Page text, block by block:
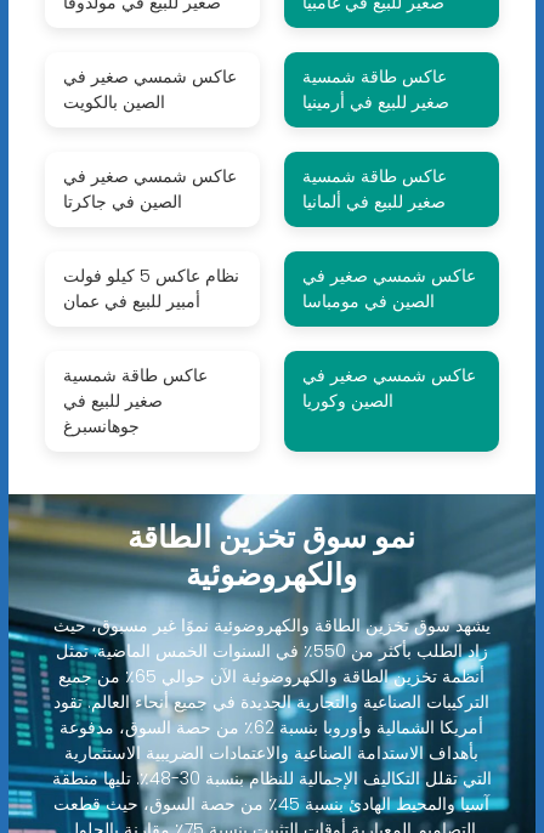
عاكس شمسي صغير في
الصين بالكويت
عاكس طاقة شمسية
صغير للبيع في أرمينيا
عاكس شمسي صغير في
الصين في جاكرتا
عاكس طاقة شمسية
صغير للبيع في ألمانيا
نظام عاكس 5 كيلو فولت
أمبير للبيع في عمان
عاكس شمسي صغير في
الصين في مومباسا
عاكس طاقة شمسية
صغير للبيع في
جوهانسبرغ
عاكس شمسي صغير في
الصين وكوريا
نمو سوق تخزين الطاقة
والكهروضوئية
يشهد سوق تخزين الطاقة والكهروضوئية نموًا غير مسبوق، حيث
زاد الطلب بأكثر من 550٪ في السنوات الخمس الماضية. تمثل
أنظمة تخزين الطاقة والكهروضوئية الآن حوالي 65٪ من جميع
التركيبات الصناعية والتجارية الجديدة في جميع أنحاء العالم. تقود
أمريكا الشمالية وأوروبا بنسبة 62٪ من حصة السوق، مدفوعة
بأهداف الاستدامة الصناعية والاعتمادات الضريبية الاستثمارية
التي تقلل التكاليف الإجمالية للنظام بنسبة 30-48٪. تليها منطقة
آسيا والمحيط الهادئ بنسبة 45٪ من حصة السوق، حيث قطعت